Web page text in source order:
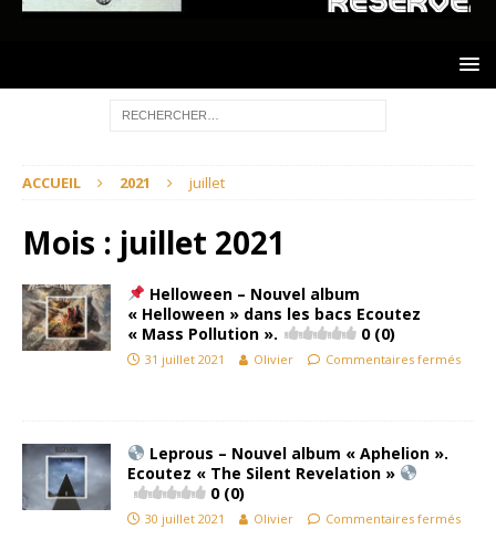
ACCUEIL 2021 juillet
Mois : juillet 2021
Helloween – Nouvel album
« Helloween » dans les bacs Ecoutez
« Mass Pollution ».
0 (0)
31 juillet 2021 Olivier Commentaires fermés
Leprous – Nouvel album « Aphelion ».
Ecoutez « The Silent Revelation »
0 (0)
30 juillet 2021 Olivier Commentaires fermés